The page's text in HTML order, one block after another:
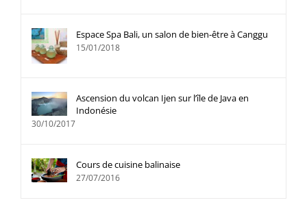
Espace Spa Bali, un salon de bien-être à Canggu
15/01/2018
Ascension du volcan Ijen sur l’île de Java en
Indonésie
30/10/2017
Cours de cuisine balinaise
27/07/2016